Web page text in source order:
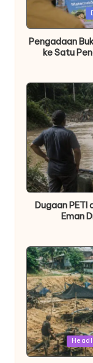
Pengadaan
ke Satu
Posted
in
Dugaan PETI
Eman
Posted
in